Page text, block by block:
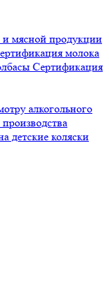
и мясной продукции
молока
Сертификация
алкогольного
детские коляски